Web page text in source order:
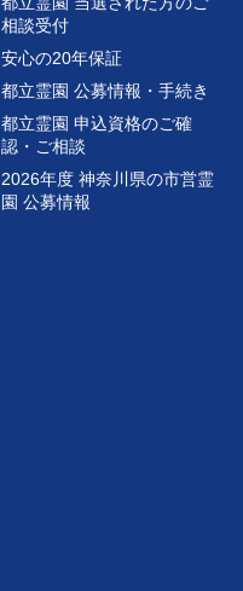
相談受付
安心の20年保証
都立霊園 公募情報・手続き
都立霊園 申込資格のご確
認・ご相談
2026年度 神奈川県の市営霊
園 公募情報